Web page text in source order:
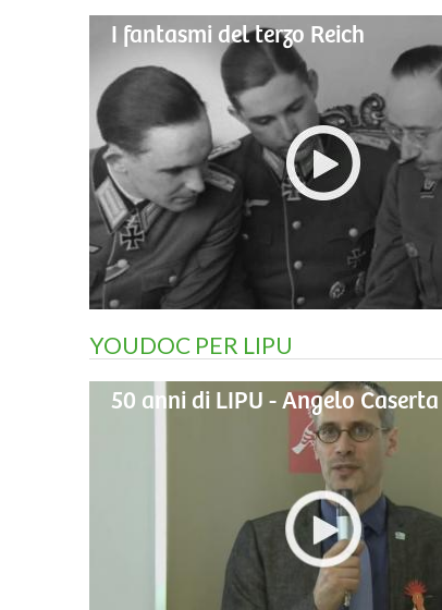
I fantasmi del terzo Reich
YOUDOC PER LIPU
50 anni di LIPU - Angelo Caserta